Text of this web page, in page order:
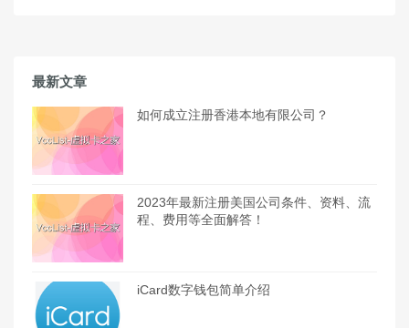
最新文章
如何成立注册香港本地有限公司？
2023年最新注册美国公司条件、资料、流
程、费用等全面解答！
iCard数字钱包简单介绍